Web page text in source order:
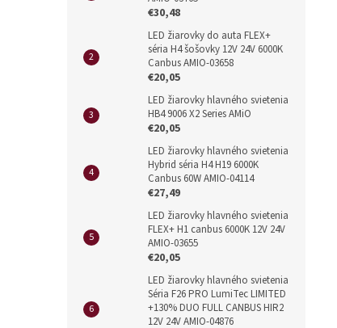
€30,48
LED žiarovky do auta FLEX+
séria H4 šošovky 12V 24V 6000K
Canbus AMIO-03658
€20,05
LED žiarovky hlavného svietenia
HB4 9006 X2 Series AMiO
€20,05
LED žiarovky hlavného svietenia
Hybrid séria H4 H19 6000K
Canbus 60W AMIO-04114
€27,49
LED žiarovky hlavného svietenia
FLEX+ H1 canbus 6000K 12V 24V
AMIO-03655
€20,05
LED žiarovky hlavného svietenia
Séria F26 PRO LumiTec LIMITED
+130% DUO FULL CANBUS HIR2
12V 24V AMIO-04876